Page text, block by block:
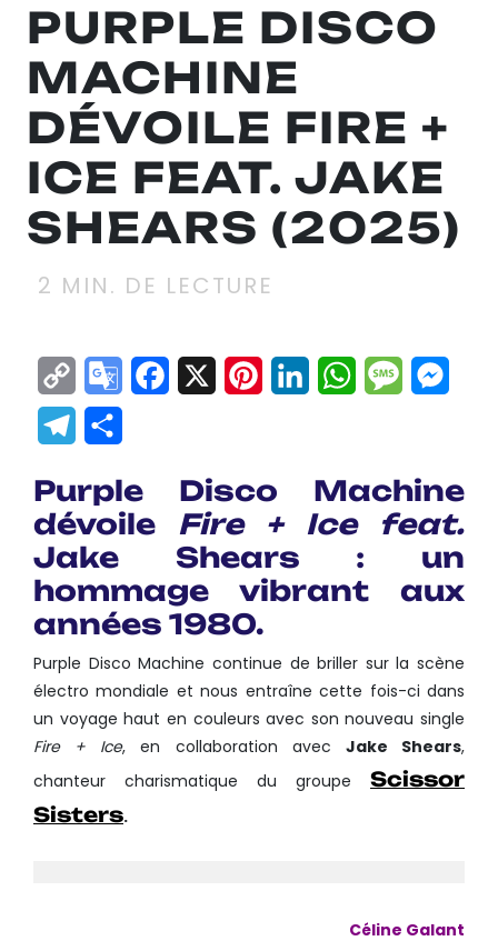
PURPLE DISCO
MACHINE
DÉVOILE FIRE +
ICE FEAT. JAKE
SHEARS (2025)
2 MIN. DE LECTURE
Copy
Link
GoogleFacebook
X Pinterest
LinkedInWhatsApp
Telegram
Purple Disco Machine
dévoile Fire + Ice feat.
Jake Shears : un
hommage vibrant aux
années 1980.
Purple Disco Machine continue de briller sur la scène
électro mondiale et nous entraîne cette fois-ci dans
un voyage haut en couleurs avec son nouveau single
Fire + Ice, en collaboration avec Jake Shears,
chanteur charismatique du groupe Scissor
Sisters.
Céline Galant